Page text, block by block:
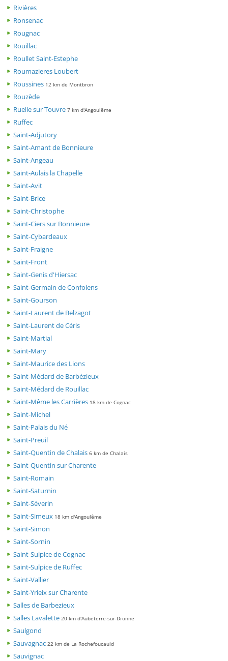
Rivières
Ronsenac
Rougnac
Rouillac
Roullet Saint-Estephe
Roumazieres Loubert
Roussines 12 km de Montbron
Rouzède
Ruelle sur Touvre 7 km d'Angoulême
Ruffec
Saint-Adjutory
Saint-Amant de Bonnieure
Saint-Angeau
Saint-Aulais la Chapelle
Saint-Avit
Saint-Brice
Saint-Christophe
Saint-Ciers sur Bonnieure
Saint-Cybardeaux
Saint-Fraigne
Saint-Front
Saint-Genis d'Hiersac
Saint-Germain de Confolens
Saint-Gourson
Saint-Laurent de Belzagot
Saint-Laurent de Céris
Saint-Martial
Saint-Mary
Saint-Maurice des Lions
Saint-Médard de Barbézieux
Saint-Médard de Rouillac
Saint-Même les Carrières 18 km de Cognac
Saint-Michel
Saint-Palais du Né
Saint-Preuil
Saint-Quentin de Chalais 6 km de Chalais
Saint-Quentin sur Charente
Saint-Romain
Saint-Saturnin
Saint-Séverin
Saint-Simeux 18 km d'Angoulême
Saint-Simon
Saint-Sornin
Saint-Sulpice de Cognac
Saint-Sulpice de Ruffec
Saint-Vallier
Saint-Yrieix sur Charente
Salles de Barbezieux
Salles Lavalette 20 km d'Aubeterre-sur-Dronne
Saulgond
Sauvagnac 22 km de La Rochefoucauld
Sauvignac